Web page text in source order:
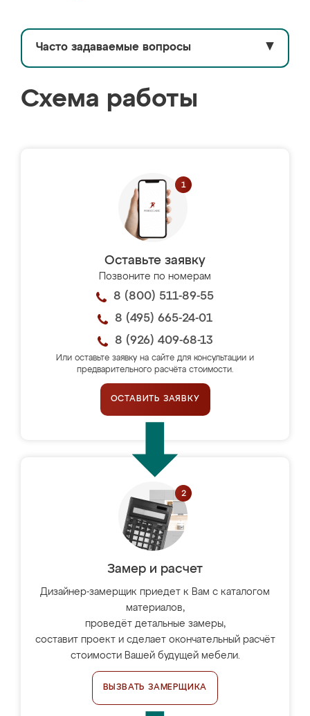
Часто задаваемые вопросы ▼
Схема работы
Оставьте заявку
Позвоните по номерам
8 (800) 511-89-55
8 (495) 665-24-01
8 (926) 409-68-13
Или оставьте заявку на сайте для консультации и
предварительного расчёта стоимости.
ОСТАВИТЬ ЗАЯВКУ
Замер и расчет
Дизайнер-замерщик приедет к Вам с каталогом
материалов,
проведёт детальные замеры,
составит проект и сделает окончательный расчёт
стоимости Вашей будущей мебели.
ВЫЗВАТЬ ЗАМЕРЩИКА